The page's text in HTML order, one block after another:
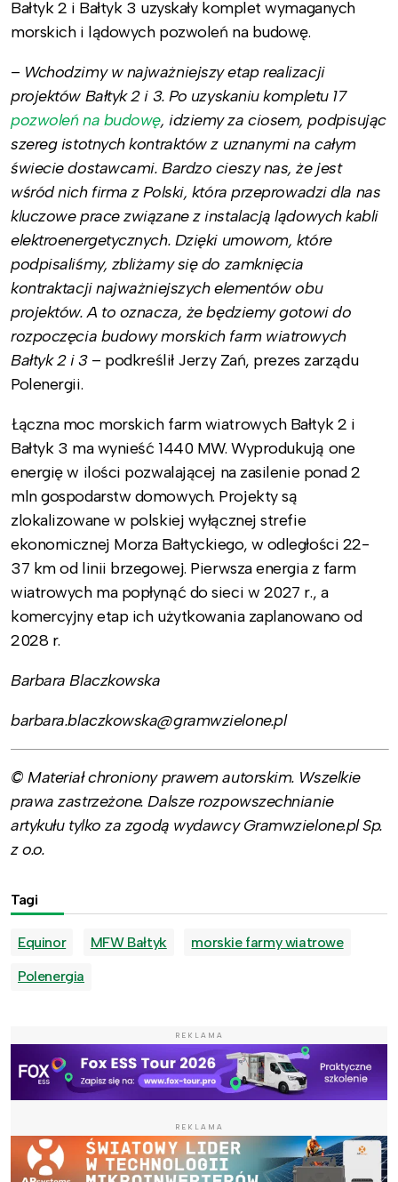
Bałtyk 2 i Bałtyk 3 uzyskały komplet wymaganych
morskich i lądowych pozwoleń na budowę.
– Wchodzimy w najważniejszy etap realizacji
projektów Bałtyk 2 i 3. Po uzyskaniu kompletu 17
pozwoleń na budowę, idziemy za ciosem, podpisując
szereg istotnych kontraktów z uznanymi na całym
świecie dostawcami. Bardzo cieszy nas, że jest
wśród nich firma z Polski, która przeprowadzi dla nas
kluczowe prace związane z instalacją lądowych kabli
elektroenergetycznych. Dzięki umowom, które
podpisaliśmy, zbliżamy się do zamknięcia
kontraktacji najważniejszych elementów obu
projektów. A to oznacza, że będziemy gotowi do
rozpoczęcia budowy morskich farm wiatrowych
Bałtyk 2 i 3– podkreślił Jerzy Zań, prezes zarządu
Polenergii.
Łączna moc morskich farm wiatrowych Bałtyk 2 i
Bałtyk 3 ma wynieść 1440 MW. Wyprodukują one
energię w ilości pozwalającej na zasilenie ponad 2
mln gospodarstw domowych. Projekty są
zlokalizowane w polskiej wyłącznej strefie
ekonomicznej Morza Bałtyckiego, w odległości 22-
37 km od linii brzegowej. Pierwsza energia z farm
wiatrowych ma popłynąć do sieci w 2027 r., a
komercyjny etap ich użytkowania zaplanowano od
2028 r.
Barbara Blaczkowska
barbara.blaczkowska@gramwzielone.pl
© Materiał chroniony prawem autorskim. Wszelkie
prawa zastrzeżone. Dalsze rozpowszechnianie
artykułu tylko za zgodą wydawcy Gramwzielone.pl Sp.
z o.o.
Tagi
Equinor MFW Bałtyk morskie farmy wiatrowe
Polenergia
REKLAMA
REKLAMA